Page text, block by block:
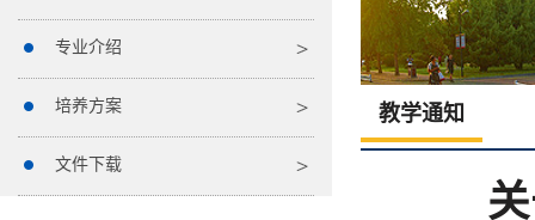
专业介绍
培养方案
文件下载
教学通知